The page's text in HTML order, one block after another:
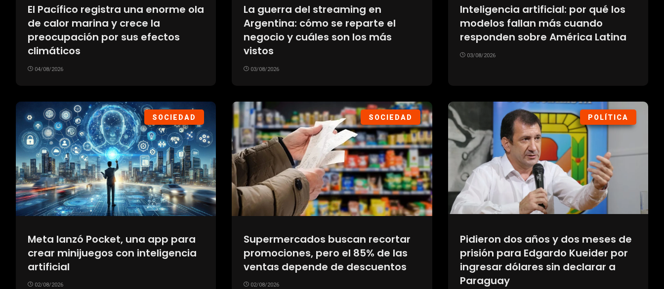
El Pacífico registra una enorme ola
de calor marina y crece la
preocupación por sus efectos
climáticos
04/08/2026
La guerra del streaming en
Argentina: cómo se reparte el
negocio y cuáles son los más
vistos
03/08/2026
Inteligencia artificial: por qué los
modelos fallan más cuando
responden sobre América Latina
03/08/2026
SOCIEDAD
Meta lanzó Pocket, una app para
crear minijuegos con inteligencia
artificial
02/08/2026
SOCIEDAD
Supermercados buscan recortar
promociones, pero el 85% de las
ventas depende de descuentos
02/08/2026
POLÍTICA
Pidieron dos años y dos meses de
prisión para Edgardo Kueider por
ingresar dólares sin declarar a
Paraguay